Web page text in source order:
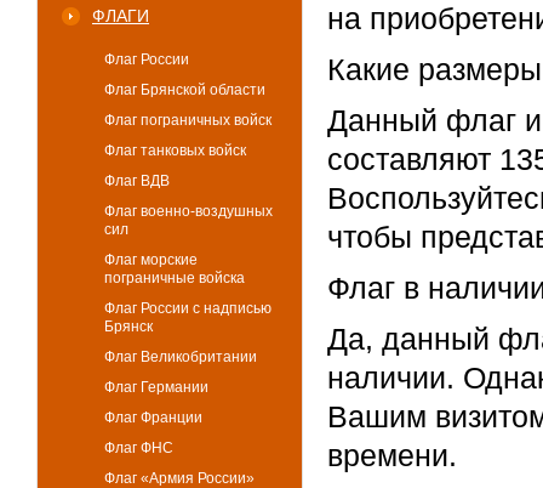
ФЛАГИ
Флаг России
Флаг Брянской области
Флаг пограничных войск
Флаг танковых войск
Флаг ВДВ
Флаг военно-воздушных
сил
Флаг морские
пограничные войска
Флаг России с надписью
Брянск
Флаг Великобритании
Флаг Германии
Флаг Франции
Флаг ФНС
Флаг «Армия России»
на
Какие
Данный флаг
составляют
чтобы
Флаг в
Да, данный
наличии.
Вашим
времени.